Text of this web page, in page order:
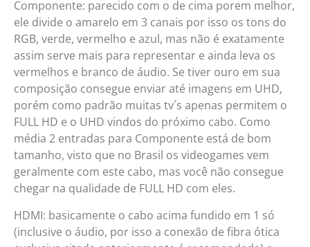
Componente: parecido com o de cima porem melhor,
ele divide o amarelo em 3 canais por isso os tons do
RGB, verde, vermelho e azul, mas não é exatamente
assim serve mais para representar e ainda leva os
vermelhos e branco de áudio. Se tiver ouro em sua
composição consegue enviar até imagens em UHD,
porém como padrão muitas tv´s apenas permitem o
FULL HD e o UHD vindos do próximo cabo. Como
média 2 entradas para Componente está de bom
tamanho, visto que no Brasil os videogames vem
geralmente com este cabo, mas você não consegue
chegar na qualidade de FULL HD com eles.
HDMI: basicamente o cabo acima fundido em 1 só
(inclusive o áudio, por isso a conexão de fibra ótica